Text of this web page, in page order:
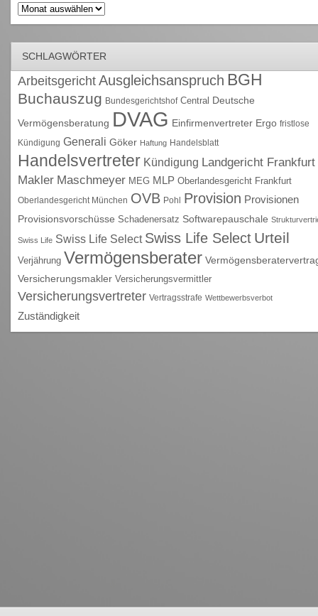
Archiv
SCHLAGWÖRTER
Arbeitsgericht Ausgleichsanspruch BGH
Buchauszug Bundesgerichtshof Central Deutsche
Vermögensberatung DVAG Einfirmenvertreter Ergo fristlose
Kündigung Generali Göker Haftung Handelsblatt
Handelsvertreter Kündigung Landgericht Frankfurt
Makler Maschmeyer MEG MLP Oberlandesgericht Frankfurt
Oberlandesgericht München OVB Pohl Provision Provisionen
Provisionsvorschüsse Schadenersatz Softwarepauschale
Swiss Life Swiss Life Select Swiss Life Select Urteil
Verjährung Vermögensberater
Versicherungsmakler Versicherungsvermittler
Versicherungsvertreter Vertragsstrafe Wettbewerbsverbot
Zuständigkeit